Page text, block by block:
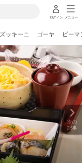
ログイン メニュー
ズッキーニ ゴーヤ ピーマ
次の
記事